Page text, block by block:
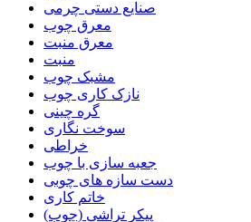
صنایع دستی چرمی
معرق چوب
معرق منبت
منبت
مشبک چوب
نازک کاری چوب
گره چینی
سوخت نگاری
خراطی
جعبه سازی با چوب
دست سازه های چوبی
خاتم کاری
پیکر تراشی (چوب)